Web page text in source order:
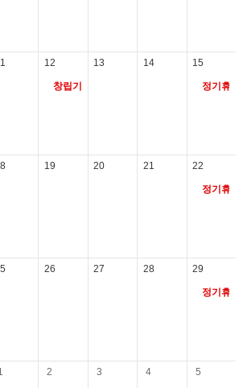
12 13 14 15
창립기념일 정기휴관
19 20 21 22
정기휴관
26 27 28 29
정기휴관
2 3 4 5